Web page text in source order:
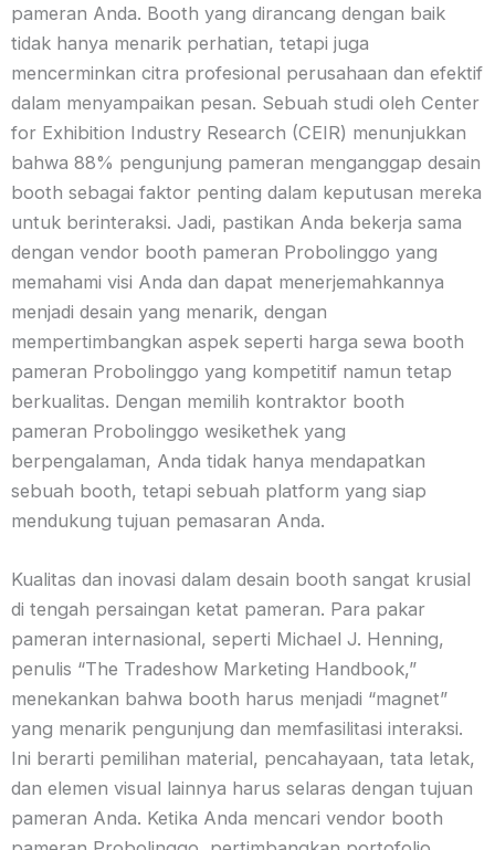
pameran Anda. Booth yang dirancang dengan baik
tidak hanya menarik perhatian, tetapi juga
mencerminkan citra profesional perusahaan dan efektif
dalam menyampaikan pesan. Sebuah studi oleh Center
for Exhibition Industry Research (CEIR) menunjukkan
bahwa 88% pengunjung pameran menganggap desain
booth sebagai faktor penting dalam keputusan mereka
untuk berinteraksi. Jadi, pastikan Anda bekerja sama
dengan vendor booth pameran Probolinggo yang
memahami visi Anda dan dapat menerjemahkannya
menjadi desain yang menarik, dengan
mempertimbangkan aspek seperti harga sewa booth
pameran Probolinggo yang kompetitif namun tetap
berkualitas. Dengan memilih kontraktor booth
pameran Probolinggo wesikethek yang
berpengalaman, Anda tidak hanya mendapatkan
sebuah booth, tetapi sebuah platform yang siap
mendukung tujuan pemasaran Anda.
Kualitas dan inovasi dalam desain booth sangat krusial
di tengah persaingan ketat pameran. Para pakar
pameran internasional, seperti Michael J. Henning,
penulis “The Tradeshow Marketing Handbook,”
menekankan bahwa booth harus menjadi “magnet”
yang menarik pengunjung dan memfasilitasi interaksi.
Ini berarti pemilihan material, pencahayaan, tata letak,
dan elemen visual lainnya harus selaras dengan tujuan
pameran Anda. Ketika Anda mencari vendor booth